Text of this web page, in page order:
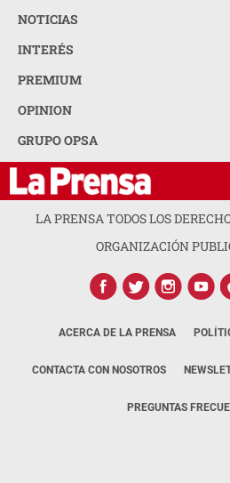
NOTICIAS
INTERÉS
PREMIUM
OPINION
GRUPO OPSA
LA PRENSA TODOS LOS
ORGANIZACIÓN
ACERCA DE LA PRENSA
CONTACTA CON NOSOTROS
PREGUNTAS